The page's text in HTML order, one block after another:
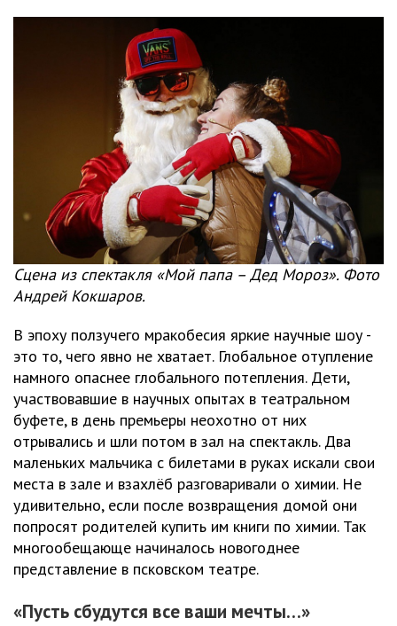
Сцена из спектакля «Мой папа – Дед Мороз». Фото
Андрей Кокшаров.
В эпоху ползучего мракобесия яркие научные шоу -
это то, чего явно не хватает. Глобальное отупление
намного опаснее глобального потепления. Дети,
участвовавшие в научных опытах в театральном
буфете, в день премьеры неохотно от них
отрывались и шли потом в зал на спектакль. Два
маленьких мальчика с билетами в руках искали свои
места в зале и взахлёб разговаривали о химии. Не
удивительно, если после возвращения домой они
попросят родителей купить им книги по химии. Так
многообещающе начиналось новогоднее
представление в псковском театре.
«Пусть сбудутся все ваши мечты…»